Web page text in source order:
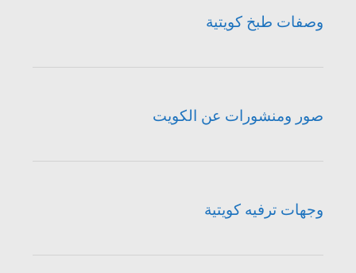
وصفات طبخ كويتية
صور ومنشورات عن الكويت
وجهات ترفيه كويتية